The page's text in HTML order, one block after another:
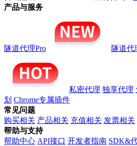
产品与服务
隧道代理Pro 隧道代
私密代理 独享代理
划 Chrome专属插件
常见问题
购买相关 产品相关 充值相关 发票相关
帮助与支持
帮助中心 API接口 开发者指南 SDK&